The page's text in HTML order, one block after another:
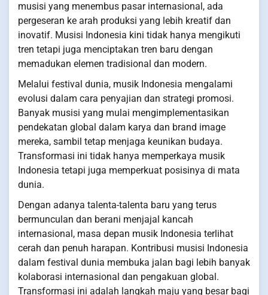
musisi yang menembus pasar internasional, ada
pergeseran ke arah produksi yang lebih kreatif dan
inovatif. Musisi Indonesia kini tidak hanya mengikuti
tren tetapi juga menciptakan tren baru dengan
memadukan elemen tradisional dan modern.
Melalui festival dunia, musik Indonesia mengalami
evolusi dalam cara penyajian dan strategi promosi.
Banyak musisi yang mulai mengimplementasikan
pendekatan global dalam karya dan brand image
mereka, sambil tetap menjaga keunikan budaya.
Transformasi ini tidak hanya memperkaya musik
Indonesia tetapi juga memperkuat posisinya di mata
dunia.
Dengan adanya talenta-talenta baru yang terus
bermunculan dan berani menjajal kancah
internasional, masa depan musik Indonesia terlihat
cerah dan penuh harapan. Kontribusi musisi Indonesia
dalam festival dunia membuka jalan bagi lebih banyak
kolaborasi internasional dan pengakuan global.
Transformasi ini adalah langkah maju yang besar bagi